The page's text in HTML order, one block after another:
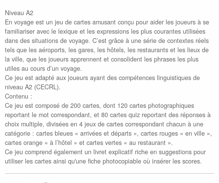
Niveau A2
En voyage est un jeu de cartes amusant conçu pour aider les joueurs à se
familiariser avec le lexique et les expressions les plus courantes utilisées
dans des situations de voyage. C’est grâce à une série de contextes réels
tels que les aéroports, les gares, les hôtels, les restaurants et les lieux de
la ville, que les joueurs apprennent et consolident les phrases les plus
utiles au cours d’un voyage.
Ce jeu est adapté aux joueurs ayant des compétences linguistiques de
niveau A2 (CECRL).
Contenu :
Ce jeu est composé de 200 cartes, dont 120 cartes photographiques
reportant le mot correspondant, et 80 cartes quiz reportant des réponses à
choix multiple, divisées en 4 jeux de cartes correspondant chacun à une
catégorie : cartes bleues « arrivées et départs », cartes rouges « en ville »,
cartes orange « à l’hôtel » et cartes vertes « au restaurant ».
Ce jeu comprend également un livret explicatif riche en suggestions pour
utiliser les cartes ainsi qu'une fiche photocopiable où insérer les scores.